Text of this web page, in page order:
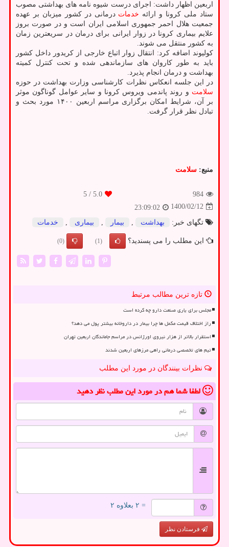
اربعین اظهار داشت: اجرای درست شیوه نامه های بهداشتی مصوب
ستاد ملی کرونا و ارائه خدمات درمانی در کشور میزبان بر عهده
جمعیت هلال احمر جمهوری اسلامی ایران است و در صورت بروز
علایم بیماری کرونا در زوار ایرانی برای درمان در سریعترین زمان
به کشور منتقل می شوند.
کولیوند اضافه کرد: انتقال زوار اتباع خارجی از کریدور داخل کشور
باید به طور کاروان های سازماندهی شده و تحت کنترل کمیته
بهداشت و درمان انجام پذیرد.
در این جلسه انعکاس نظرات کارشناسی وزارت بهداشت در حوزه
سلامت و روند پاندمی ویروس کرونا و سایر عوامل گوناگون موثر
بر آن، شرایط امکان برگزاری مراسم اربعین ۱۴۰۰ مورد بحث و
تبادل نظر قرار گرفت.
منبع: سلامت
984
5.0
/ 5
1400/02/12
23:09:02
تگهای خبر:
بهداشت بیمار بیماری خدمات
این مطلب را می پسندید؟ (1)
(0)
تازه ترین مطالب مرتبط
مجلس برای یاری صنعت دارو چه کرده است
راز اختلاف قیمت مکمل ها چرا بیمار در داروخانه بیشتر پول می دهد؟
استقرار بالاتر از هزار نیروی اورژانس در مراسم جاماندگان اربعین تهران
تیم های تخصصی درمانی راهی مرزهای اربعین شدند
نظرات بینندگان در مورد این مطلب
لطفا شما همدر مورد این مطلبنظر دهید
= ۲ بعلاوه ۲
فرستادن نظر